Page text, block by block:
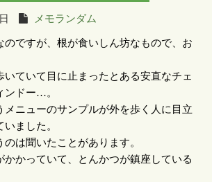
メモランダム
のですが、根が食いしん坊なもので、お
いていて目に止まったとある安直なチェ
ンドー…。
メニューのサンプルが外を歩く人に目立
ました。
は聞いたことがあります。
かかっていて、とんかつが鎮座している